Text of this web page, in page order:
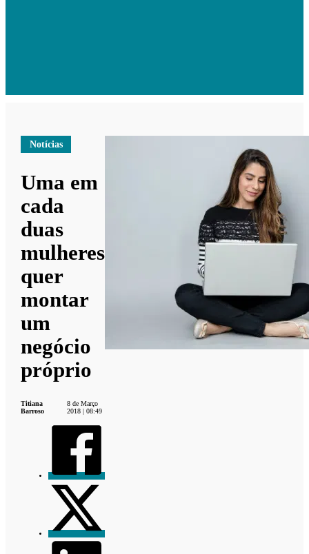
Notícias
Uma em
cada
duas
mulheres
quer
montar
um
negócio
próprio
Titiana
Barroso
8 de Março
2018 | 08:49